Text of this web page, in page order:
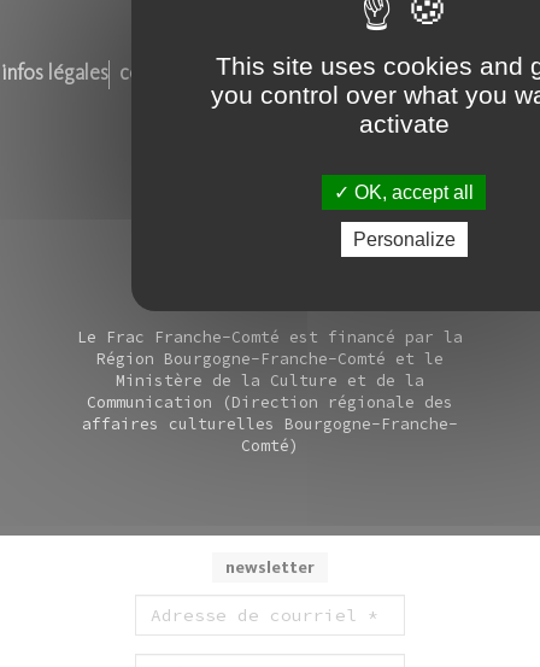
Suivez notre actualité
newsletter
infos légales contacts marchés et offres d'emploi plan du site
la vie du frac
les ami.e.s du frac
Le Frac Franche-Comté est financé par la
Région Bourgogne-Franche-Comté et le
Ministère de la Culture et de la
Communication (Direction régionale des
affaires culturelles Bourgogne-Franche-
Comté)
This site uses cookies and
you control over what you
activate
OK, accept all
Personalize